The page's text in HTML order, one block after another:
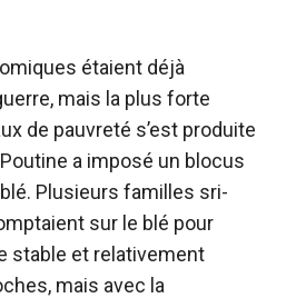
étaient déjà
mais la plus forte
de pauvreté s’est produite
a imposé un blocus
Plusieurs familles sri-
sur le blé pour
stable et relativement
mais avec la